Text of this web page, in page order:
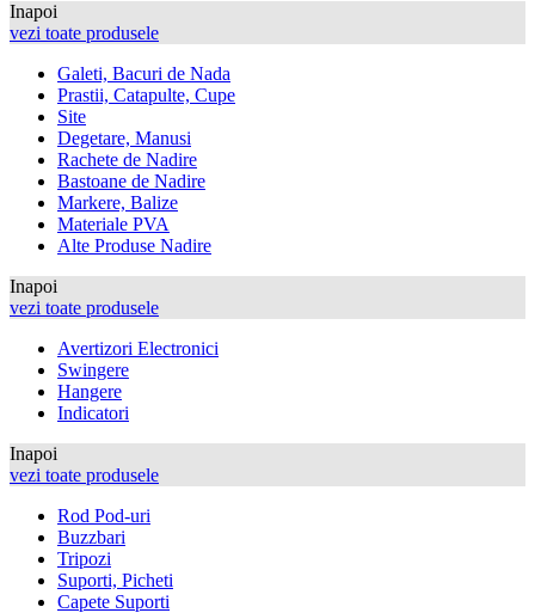
Inapoi
vezi toate produsele
Galeti, Bacuri de Nada
Prastii, Catapulte, Cupe
Site
Degetare, Manusi
Rachete de Nadire
Bastoane de Nadire
Markere, Balize
Materiale PVA
Alte Produse Nadire
Inapoi
vezi toate produsele
Avertizori Electronici
Swingere
Hangere
Indicatori
Inapoi
vezi toate produsele
Rod Pod-uri
Buzzbari
Tripozi
Suporti, Picheti
Capete Suporti